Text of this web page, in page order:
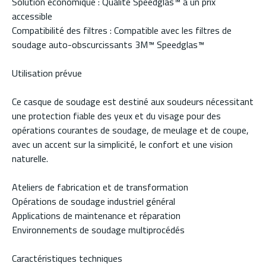
accessible
Compatibilité des filtres : Compatible avec les filtres de
soudage auto-obscurcissants 3M™ Speedglas™
Utilisation prévue
Ce casque de soudage est destiné aux soudeurs nécessitant
une protection fiable des yeux et du visage pour des
opérations courantes de soudage, de meulage et de coupe,
avec un accent sur la simplicité, le confort et une vision
naturelle.
Ateliers de fabrication et de transformation
Opérations de soudage industriel général
Applications de maintenance et réparation
Environnements de soudage multiprocédés
Caractéristiques techniques